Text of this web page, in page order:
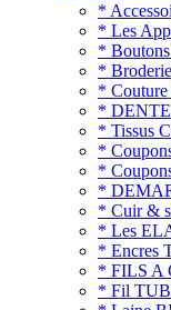
*
* Les
*
*
*
*
* Tissus
*
*
*
* Cuir &
* Les
* Encres
* FILS A
* Fil